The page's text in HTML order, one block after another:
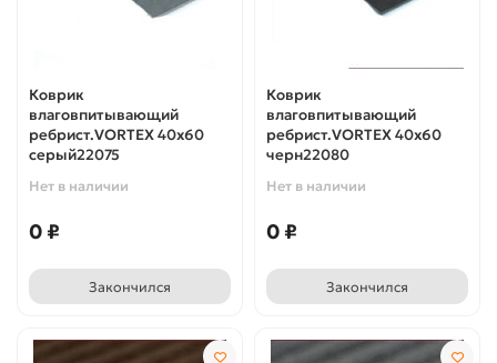
Коврик
влаговпитывающий
ребрист.VORTEX 40х60
серый22075
Нет в наличии
0 ₽
Закончился
Коврик
влаговпитывающий
ребрист.VORTEX 40х60
черн22080
Нет в наличии
0 ₽
Закончился